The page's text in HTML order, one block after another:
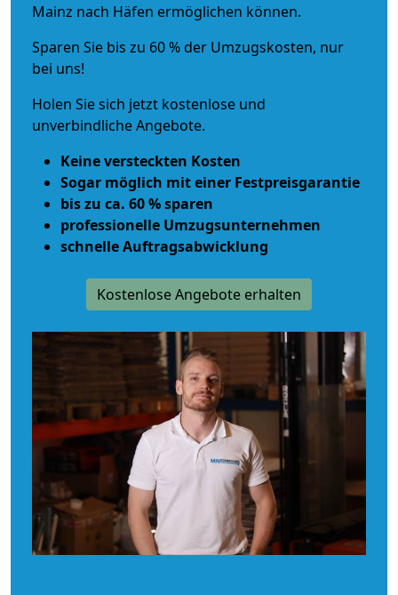
Mainz nach Häfen ermöglichen können.
Sparen Sie bis zu 60 % der Umzugskosten, nur
bei uns!
Holen Sie sich jetzt kostenlose und
unverbindliche Angebote.
Keine versteckten Kosten
Sogar möglich mit einer Festpreisgarantie
bis zu ca. 60 % sparen
professionelle Umzugsunternehmen
schnelle Auftragsabwicklung
Kostenlose Angebote erhalten